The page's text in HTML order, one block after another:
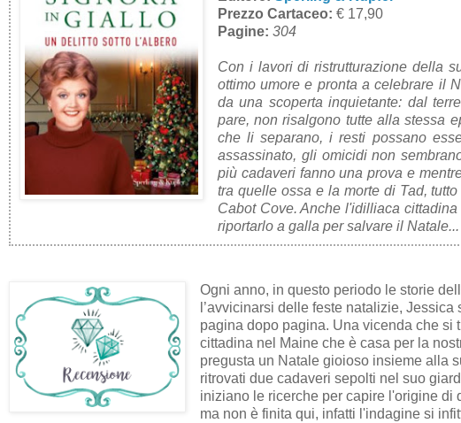
Prezzo Cartaceo: € 17,90
Pagine: 304
Con i lavori di ristrutturazione della
ottimo umore e pronta a celebrare il
da una scoperta inquietante: dal
pare, non risalgono tutte alla stessa
che li separano, i resti possano
assassinato, gli omicidi non
più cadaveri fanno una prova e
tra quelle ossa e la morte di Tad,
Cabot Cove. Anche l'idilliaca
riportarlo a galla per salvare il
Ogni anno, in questo periodo le storie
l’avvicinarsi delle feste natalizie,
pagina dopo pagina. Una vicenda che si
cittadina nel Maine che è casa per la
pregusta un Natale gioioso insieme alla
ritrovati due cadaveri sepolti nel suo
iniziano le ricerche per capire l'origine di
ma non è finita qui, infatti l'indagine si